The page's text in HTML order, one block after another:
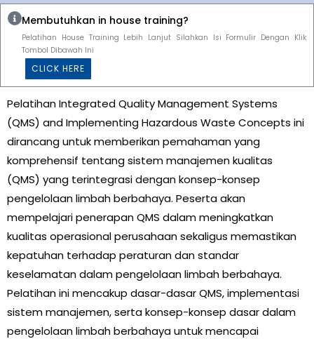
Membutuhkan in house training?
Pelatihan House Training Lebih Lanjut Silahkan Isi Formulir Dengan Klik
Tombol Dibawah Ini
CLICK HERE
Pelatihan Integrated Quality Management Systems
(QMS) and Implementing Hazardous Waste Concepts ini
dirancang untuk memberikan pemahaman yang
komprehensif tentang sistem manajemen kualitas
(QMS) yang terintegrasi dengan konsep-konsep
pengelolaan limbah berbahaya. Peserta akan
mempelajari penerapan QMS dalam meningkatkan
kualitas operasional perusahaan sekaligus memastikan
kepatuhan terhadap peraturan dan standar
keselamatan dalam pengelolaan limbah berbahaya.
Pelatihan ini mencakup dasar-dasar QMS, implementasi
sistem manajemen, serta konsep-konsep dasar dalam
pengelolaan limbah berbahaya untuk mencapai